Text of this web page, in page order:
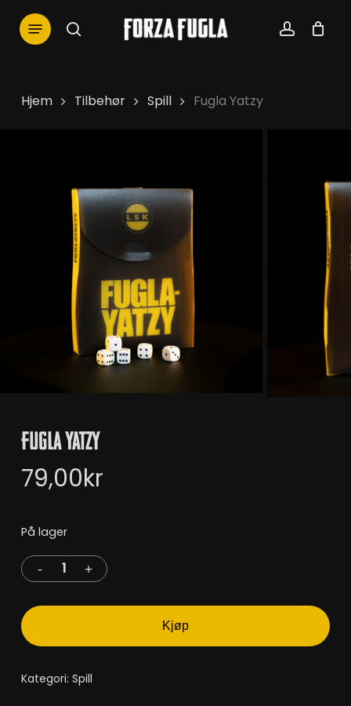
search account
Menu
Hjem Tilbehør Spill Fugla Yatzy
Fugla Yatzy
79,00kr
På lager
Kjøp
Kategori: Spill